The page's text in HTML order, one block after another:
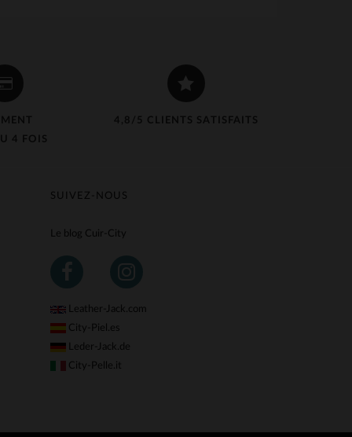
4 FOIS
4,8/5 CLIENTS SATISFAITS
SUIVEZ-NOUS
Le blog Cuir-City
Leather-Jack.com
City-Piel.es
Leder-Jack.de
City-Pelle.it